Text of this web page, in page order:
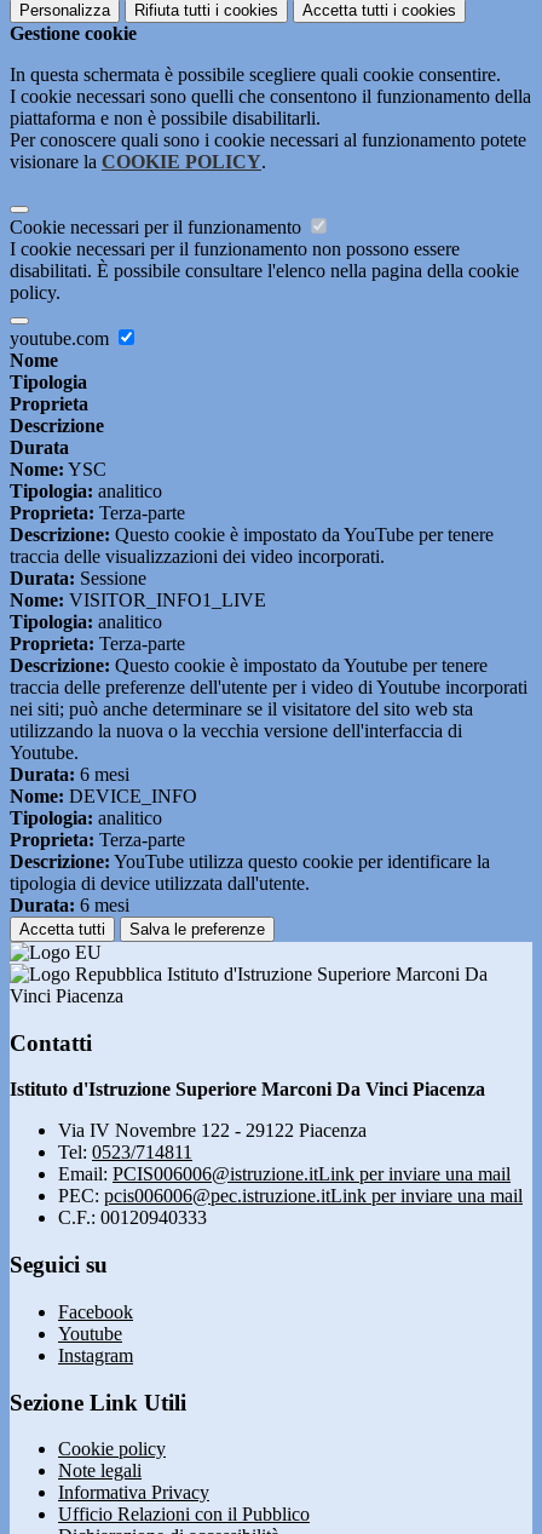
Personalizza Rifiuta tutti i cookies Accetta tutti i cookies
Gestione cookie
In questa schermata è possibile scegliere quali cookie consentire.
I cookie necessari sono quelli che consentono il funzionamento della
piattaforma e non è possibile disabilitarli.
Per conoscere quali sono i cookie necessari al funzionamento potete
visionare la COOKIE POLICY.
Cookie necessari per il funzionamento
I cookie necessari per il funzionamento non possono essere
disabilitati. È possibile consultare l'elenco nella pagina della cookie
policy.
youtube.com
Nome
Tipologia
Proprieta
Descrizione
Durata
Nome: YSC
Tipologia: analitico
Proprieta: Terza-parte
Descrizione: Questo cookie è impostato da YouTube per tenere
traccia delle visualizzazioni dei video incorporati.
Durata: Sessione
Nome: VISITOR_INFO1_LIVE
Tipologia: analitico
Proprieta: Terza-parte
Descrizione: Questo cookie è impostato da Youtube per tenere
traccia delle preferenze dell'utente per i video di Youtube incorporati
nei siti; può anche determinare se il visitatore del sito web sta
utilizzando la nuova o la vecchia versione dell'interfaccia di
Youtube.
Durata: 6 mesi
Nome: DEVICE_INFO
Tipologia: analitico
Proprieta: Terza-parte
Descrizione: YouTube utilizza questo cookie per identificare la
tipologia di device utilizzata dall'utente.
Durata: 6 mesi
Accetta tutti Salva le preferenze
Istituto d'Istruzione Superiore Marconi Da
Vinci Piacenza
Contatti
Istituto d'Istruzione Superiore Marconi Da Vinci Piacenza
Via IV Novembre 122 - 29122 Piacenza
Tel: 0523/714811
Email: PCIS006006@istruzione.itLink per inviare una mail
PEC: pcis006006@pec.istruzione.itLink per inviare una mail
C.F.: 00120940333
Seguici su
Facebook
Youtube
Instagram
Sezione Link Utili
Cookie policy
Note legali
Informativa Privacy
Ufficio Relazioni con il Pubblico